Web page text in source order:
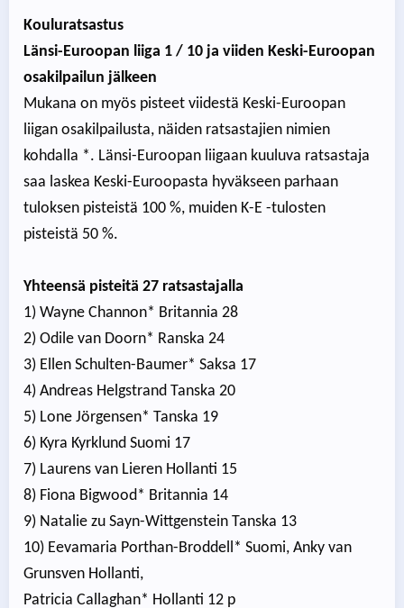
Kouluratsastus
Länsi-Euroopan liiga 1 / 10 ja viiden Keski-Euroopan
osakilpailun jälkeen
Mukana on myös pisteet viidestä Keski-Euroopan
liigan osakilpailusta, näiden ratsastajien nimien
kohdalla *. Länsi-Euroopan liigaan kuuluva ratsastaja
saa laskea Keski-Euroopasta hyväkseen parhaan
tuloksen pisteistä 100 %, muiden K-E -tulosten
pisteistä 50 %.
Yhteensä pisteitä 27 ratsastajalla
1) Wayne Channon* Britannia 28
2) Odile van Doorn* Ranska 24
3) Ellen Schulten-Baumer* Saksa 17
4) Andreas Helgstrand Tanska 20
5) Lone Jörgensen* Tanska 19
6) Kyra Kyrklund Suomi 17
7) Laurens van Lieren Hollanti 15
8) Fiona Bigwood* Britannia 14
9) Natalie zu Sayn-Wittgenstein Tanska 13
10) Eevamaria Porthan-Broddell* Suomi, Anky van
Grunsven Hollanti,
Patricia Callaghan* Hollanti 12 p